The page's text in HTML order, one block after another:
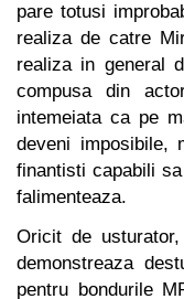
pare totusi
realiza de catre
realiza in general
compusa din
intemeiata ca pe
deveni imposibile,
finantisti capabili
falimenteaza.
Oricit de
demonstreaza
pentru bondurile